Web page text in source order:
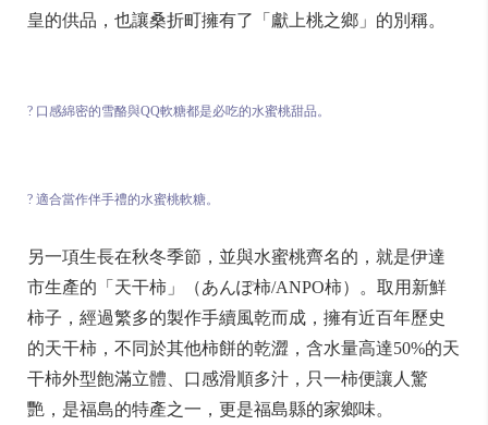
皇的供品，也讓桑折町擁有了「獻上桃之鄉」的別稱。
? 口感綿密的雪酪與QQ軟糖都是必吃的水蜜桃甜品。
? 適合當作伴手禮的水蜜桃軟糖。
另一項生長在秋冬季節，並與水蜜桃齊名的，就是伊達
市生產的「天干柿」（あんぽ柿/ANPO柿）。取用新鮮
柿子，經過繁多的製作手續風乾而成，擁有近百年歷史
的天干柿，不同於其他柿餅的乾澀，含水量高達50%的天
干柿外型飽滿立體、口感滑順多汁，只一柿便讓人驚
艷，是福島的特產之一，更是福島縣的家鄉味。